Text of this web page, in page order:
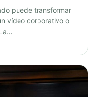
puede transformar
vídeo corporativo o